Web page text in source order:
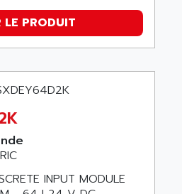
PANEL
35
LE PRODUIT
INPUT MODULE